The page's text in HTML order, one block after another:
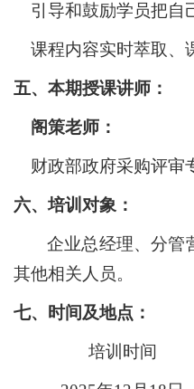
引导和鼓励学员把自
课程内容实时萃取、
五、本期授课讲师：
阁策老师：
财政部政府采购评审
六、培训对象：
企业总经理、分管
其他相关人员。
七、时间及地点：
培训时间